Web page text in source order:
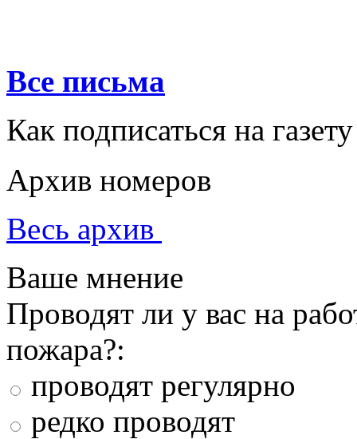
Все письма
Как подписаться на газету
Архив номеров
Весь архив
Ваше мнение
Проводят ли у вас на
пожара?:
проводят регулярно
редко проводят